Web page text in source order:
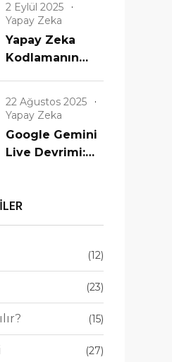
18.7
Yayınlanıyor!
Eski iPhone’lar
2 Eylül 2025
Yapay Zeka
Yapay Zeka
Kodlamanın
Bir Çağın
Başlangıcı mı?
22 Ağustos 2025
Yapay Zeka
Google Gemini
Live Devrimi:
Konuşuyor ve
Anlıyor!
(12)
(23)
(15)
(27)